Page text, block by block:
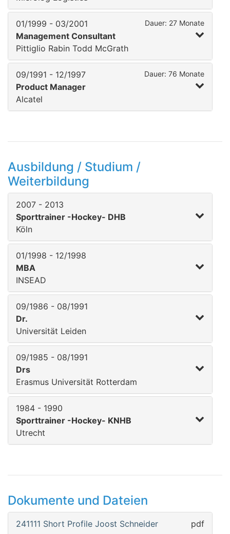
01/1999 - 03/2001 Dauer: 27 Monate
Management Consultant
Pittiglio Rabin Todd McGrath
09/1991 - 12/1997 Dauer: 76 Monate
Product Manager
Alcatel
Ausbildung / Studium /
Weiterbildung
2007 - 2013
Sporttrainer -Hockey- DHB
Köln
01/1998 - 12/1998
MBA
INSEAD
09/1986 - 08/1991
Dr.
Universität Leiden
09/1985 - 08/1991
Drs
Erasmus Universität Rotterdam
1984 - 1990
Sporttrainer -Hockey- KNHB
Utrecht
Dokumente und Dateien
241111 Short Profile Joost Schneider pdf